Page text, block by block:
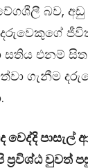
බව, අඩු
සතිය එනම්
ගැනීම
පාසැල්
ප්‍රවිශ්ඨ වුවත්